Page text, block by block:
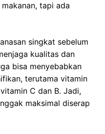
tapi ada
singkat sebelum
kualitas dan
bisa menyebabkan
terutama vitamin
C dan B. Jadi,
maksimal diserap